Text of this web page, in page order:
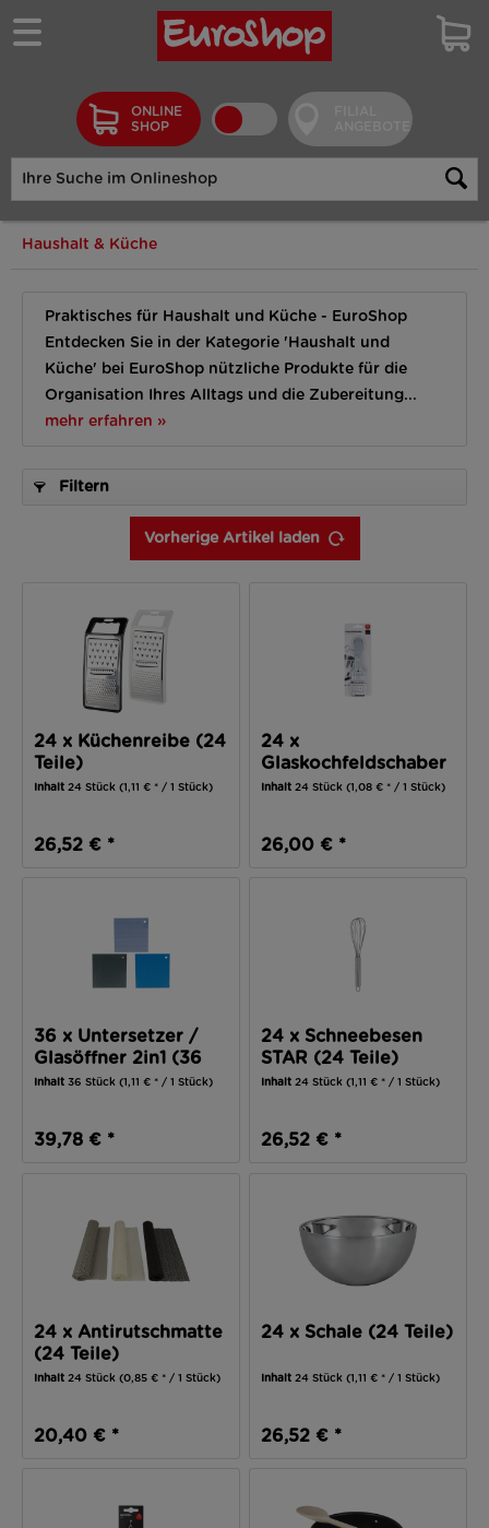
ONLINE
SHOP
Haushalt & Küche
Praktisches für Haushalt und Küche - EuroShop
Entdecken Sie in der Kategorie 'Haushalt und
Küche' bei EuroShop nützliche Produkte für die
Organisation Ihres Alltags und die Zubereitung...
mehr erfahren »
Filtern
Vorherige Artikel laden
24 x Küchenreibe (24
Teile)
Inhalt24 Stück(1,11 € * / 1 Stück)
26,52 € *
24 x
Glaskochfeldschaber
(24 Teile)
Inhalt24 Stück(1,08 € * / 1 Stück)
26,00 € *
36 x Untersetzer /
Glasöffner 2in1 (36
Teile)
Inhalt36 Stück(1,11 € * / 1 Stück)
39,78 € *
24 x Schneebesen
STAR (24 Teile)
Inhalt24 Stück(1,11 € * / 1 Stück)
26,52 € *
24 x Antirutschmatte
(24 Teile)
Inhalt 24 Stück(0,85 € * / 1 Stück)
20,40 € *
24 x Schale (24 Teile)
Inhalt 24 Stück(1,11 € * / 1 Stück)
26,52 € *